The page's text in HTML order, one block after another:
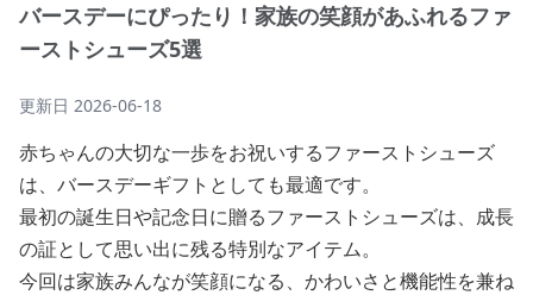
バースデーにぴったり！家族の笑顔があふれるファ
ーストシューズ5選
更新日 2026-06-18
赤ちゃんの大切な一歩をお祝いするファーストシューズ
は、バースデーギフトとしても最適です。
最初の誕生日や記念日に贈るファーストシューズは、成長
の証として思い出に残る特別なアイテム。
今回は家族みんなが笑顔になる、かわいさと機能性を兼ね